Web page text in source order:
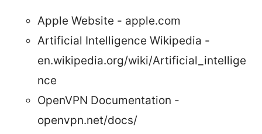
Apple Website - apple.com
Artificial Intelligence Wikipedia -
en.wikipedia.org/wiki/Artificial_intellige
nce
OpenVPN Documentation -
openvpn.net/docs/